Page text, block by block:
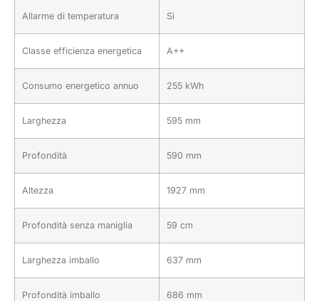
Allarme di temperatura Sì
Classe efficienza energetica A++
Consumo energetico annuo 255 kWh
Larghezza 595 mm
Profondità 590 mm
Altezza 1927 mm
Profondità senza maniglia 59 cm
Larghezza imballo 637 mm
Profondità imballo 686 mm